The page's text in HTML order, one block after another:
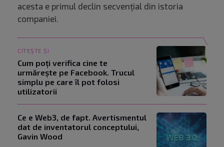
acesta e primul declin secvenţial din istoria
companiei.
CITEȘTE ȘI
Cum poți verifica cine te
urmărește pe Facebook. Trucul
simplu pe care îl pot folosi
utilizatorii
Ce e Web3, de fapt. Avertismentul
dat de inventatorul conceptului,
Gavin Wood